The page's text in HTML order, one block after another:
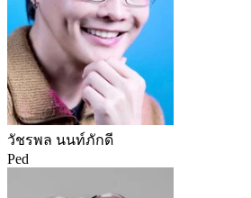
วัชรพล นนท์ภักดี
Ped